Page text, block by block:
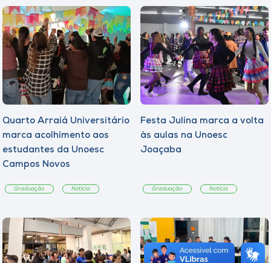
Quarto Arraiá Universitário
marca acolhimento aos
estudantes da Unoesc
Campos Novos
Graduação Notícia
Festa Julina marca a volta
às aulas na Unoesc
Joaçaba
Graduação Notícia